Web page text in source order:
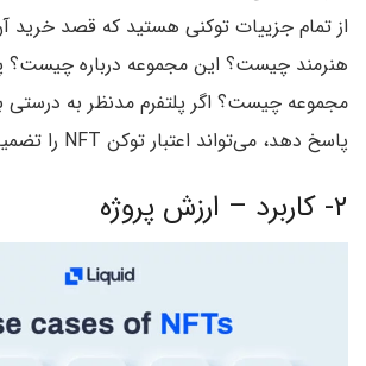
از تمام جزییات توکنی هستید که قصد خرید
هنرمند چیست؟ این مجموعه درباره چیست؟
مجموعه چیست؟ اگر پلتفرم مدنظر به درستی
پاسخ دهد، می‌تواند اعتبار توکن NFT را تضمین کند.
۲- کاربرد – ارزش پروژه